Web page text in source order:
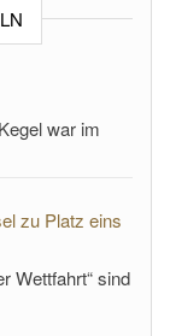
war im
zu Platz eins
Wettfahrt“ sind